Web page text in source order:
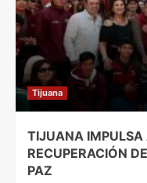
Tijuana
TIJUANA IMPULSA
RECUPERACIÓN
PAZ